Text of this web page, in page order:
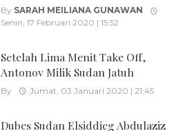
By SARAH MEILIANA GUNAWAN
Senin, 17 Februari 2020 | 15:52
Setelah Lima Menit Take Off,
Antonov Milik Sudan Jatuh
By Jumat, 03 Januari 2020 | 21:45
Dubes Sudan Elsiddieg Abdulaziz